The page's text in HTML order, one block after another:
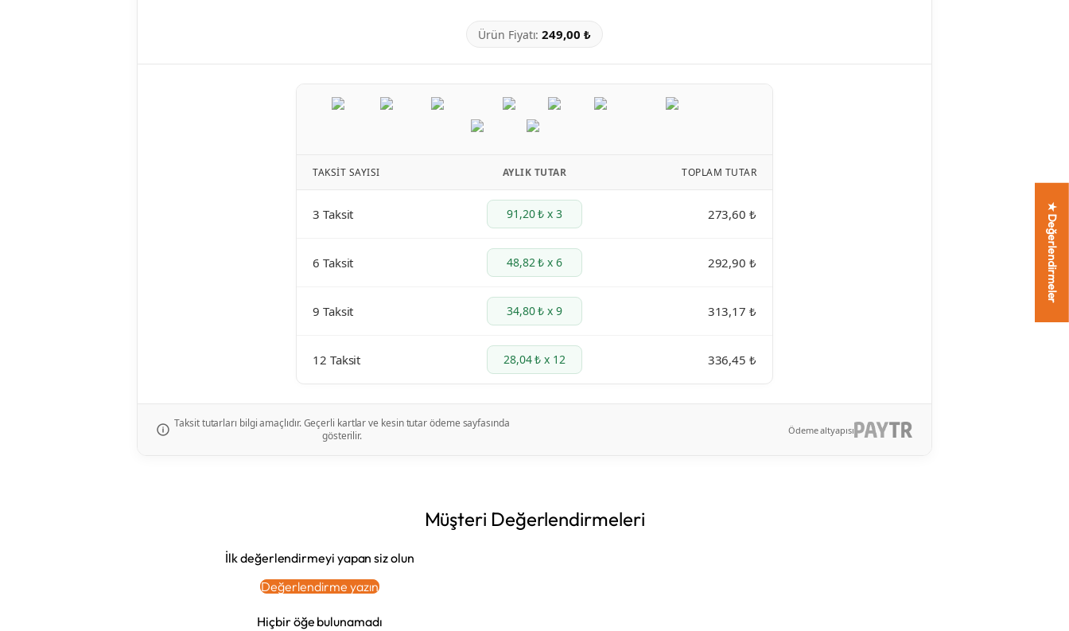
Ürün Fiyatı:249,00 ₺
TAKSIT SAYISI AYLIK TUTAR TOPLAM TUTAR
3 Taksit 91,20 ₺ x 3 273,60 ₺
6 Taksit 48,82 ₺ x 6 292,90 ₺
9 Taksit 34,80 ₺ x 9 313,17 ₺
12 Taksit 28,04 ₺ x 12 336,45 ₺
Taksit tutarları bilgi amaçlıdır. Geçerli kartlar ve kesin tutar ödeme sayfasında
gösterilir.
Ödeme altyapısı
Müşteri Değerlendirmeleri
İlk değerlendirmeyi yapan siz olun
Değerlendirme yazın
Hiçbir öğe bulunamadı
★ Değerlendirmeler